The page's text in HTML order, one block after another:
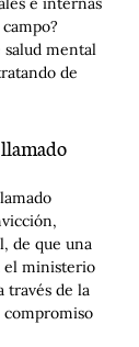
salud mental
de
de que una
el ministerio
través de la